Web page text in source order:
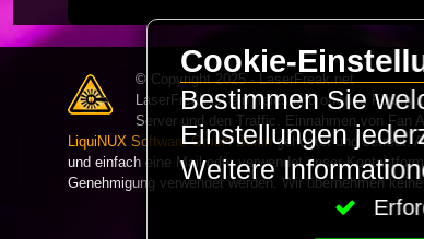
© Copyright 2025 - LaserFreak.net
LaserFreak ist ein freies und offenes Forum
Server und den Traffic. Einnahmen von Fan
LiquiNUX Software GmbH Berlingehostet und betreut.
und einfach eine Mail oder verwendet unser
Genehmigung verwendet werden. Wir übernehmen
Cookie-
Bestimmen Sie
Einstellungen
Weitere